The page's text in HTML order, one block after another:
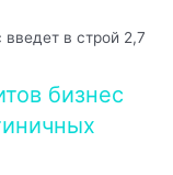
бизнес